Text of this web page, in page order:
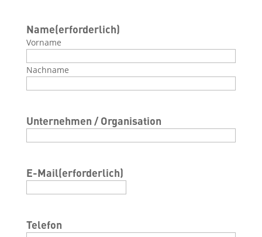
Name(erforderlich)
Vorname
Nachname
Unternehmen / Organisation
E-Mail(erforderlich)
Telefon